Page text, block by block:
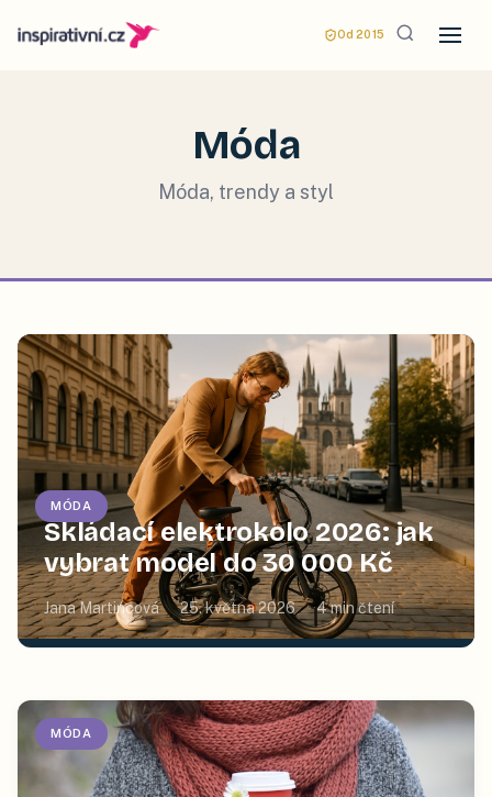
Od 2015
Móda
Móda, trendy a styl
MÓDA
Skládací elektrokolo 2026: jak
vybrat model do 30 000 Kč
Jana Martincová 25. května 2026 4min čtení
MÓDA